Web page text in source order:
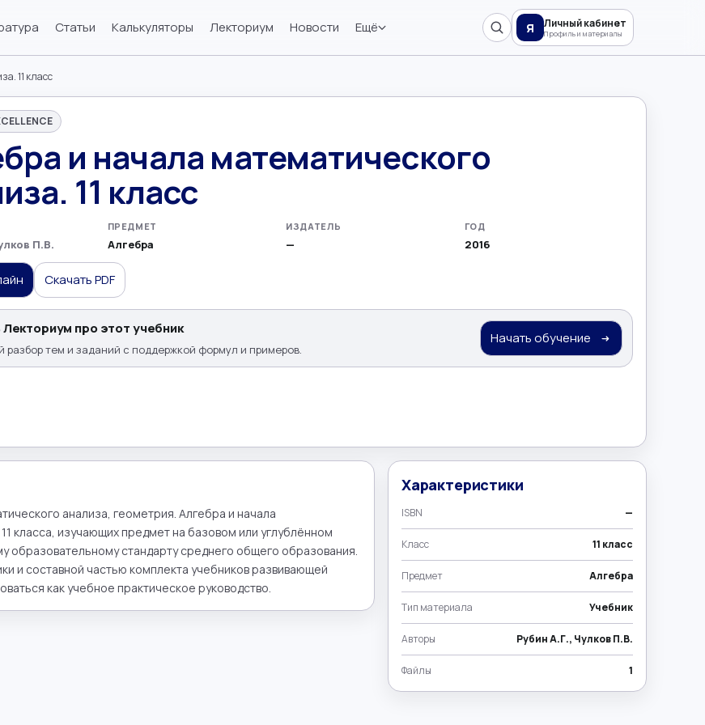
Статьи Калькуляторы Лекториум Новости Ещё Я Личный кабинет
Профиль и материалы
11 класс
и начала математического
11 класс
П.В.
ПРЕДМЕТ
Алгебра
ИЗДАТЕЛЬ
—
ГОД
2016
Скачать PDF
про этот учебник
разбор тем и заданий с поддержкой формул и примеров.
Начать обучение
анализа, геометрия. Алгебра и начала
класса, изучающих предмет на базовом или углублённом
образовательному стандарту среднего общего образования.
и составной частью комплекта учебников развивающей
как учебное практическое руководство.
Характеристики
ISBN —
Класс 11 класс
Предмет Алгебра
Тип материала Учебник
Авторы Рубин А.Г., Чулков П.В.
Файлы 1